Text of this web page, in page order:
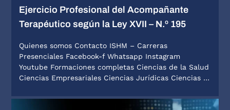
Ejercicio Profesional del Acompañante
Terapéutico según la Ley XVII – N.º 195
Quienes somos Contacto ISHM – Carreras
Presenciales Facebook-f Whatsapp Instagram
Youtube Formaciones completas Ciencias de la Salud
Ciencias Empresariales Ciencias Jurídicas Ciencias …